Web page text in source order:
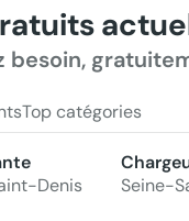
besoin,
Top catégories
Denis
Seine-